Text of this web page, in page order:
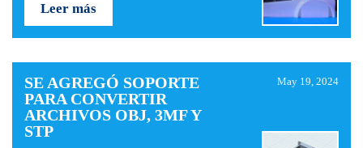
Leer más
SE AGREGÓ SOPORTE
PARA CONVERTIR
ARCHIVOS OBJ, 3MF Y
STP
May 19, 2024